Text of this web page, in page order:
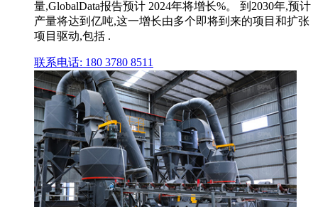
量,GlobalData报告预计 2024年将增长%。 到2030年,预计
产量将达到亿吨,这一增长由多个即将到来的项目和扩张
项目驱动,包括 .
联系电话: 180 3780 8511